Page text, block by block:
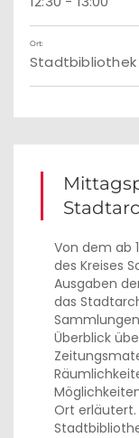
Ort:
Stadtbibliothek
Von dem ab
des Kreises
Ausgaben
das
Überblick
Ort